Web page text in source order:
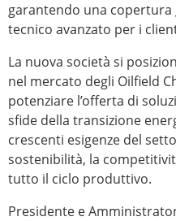
garantendo una
tecnico avanzato per i
La nuova società si
nel mercato degli Oilfield
potenziare l’offerta di
sfide della transizione
crescenti esigenze del
sostenibilità, la
tutto il ciclo produttivo.
Presidente e